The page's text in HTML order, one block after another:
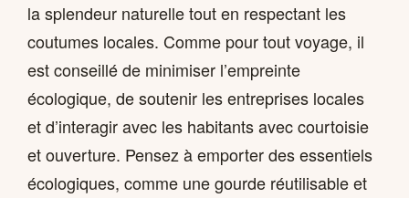
la splendeur naturelle tout en respectant les
coutumes locales. Comme pour tout voyage, il
est conseillé de minimiser l’empreinte
écologique, de soutenir les entreprises locales
et d’interagir avec les habitants avec courtoisie
et ouverture. Pensez à emporter des essentiels
écologiques, comme une gourde réutilisable et